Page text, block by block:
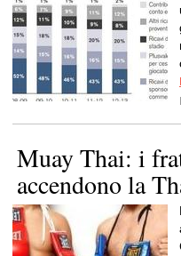
Muay Thai: i
accendono la